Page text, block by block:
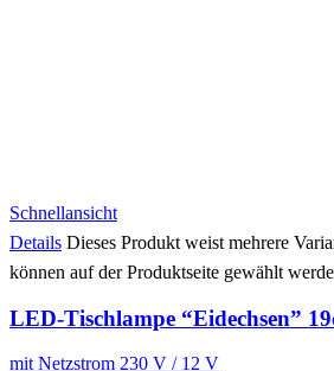
Schnellansicht
Details Dieses Produkt weist mehrere
können auf der Produktseite gewählt
LED-Tischlampe “Eidechsen”
mit Netzstrom 230 V / 12 V